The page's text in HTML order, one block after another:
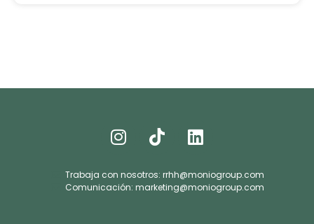
Trabaja con nosotros: rrhh@moniogroup.com
Comunicación: marketing@moniogroup.com